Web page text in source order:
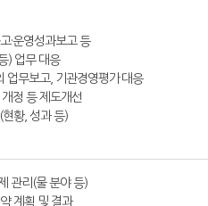
·운영성과보고 등
) 업무 대응
업무보고, 기관경영평가 대응
정 등 제도개선
현황, 성과 등)
관리(물 분야 등)
계획 및 결과